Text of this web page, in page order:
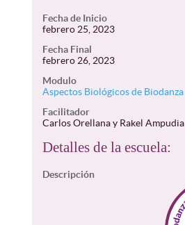
Fecha de Inicio
febrero 25, 2023
Fecha Final
febrero 26, 2023
Modulo
Aspectos Biológicos de Biodanza
Facilitador
Carlos Orellana y Rakel Ampudia
Detalles de la escuela:
Descripción